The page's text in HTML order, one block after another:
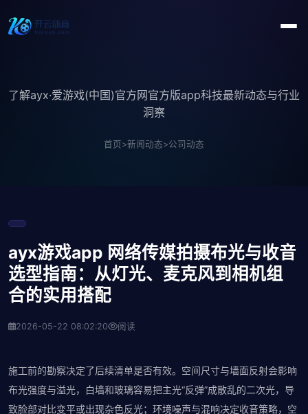
了解ayx·爱游戏(中国)官方网官方版app科技最新动态与行业
洞察
首页>新闻动态>公司动态
ayx游戏app 网络传媒拍摄布光与收音
选型指南：从灯光、麦克风到相机组
合的实用搭配
2026-05-22 08:02:20 阅读
施工前的勘察决定了后续清单是否有效。空间尺寸与墙面反射会影响
布光强度与溢光，白墙和玻璃容易把主光“反弹”成散乱的二次光，导
致脸部对比变平或出现杂色反光；环境噪声与混响决定收音策略，空